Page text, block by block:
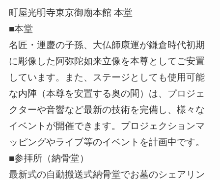
町屋光明寺東京御廟本館 本堂
■本堂
名匠・運慶の子孫、大仏師康運が鎌倉時代初期
に彫像した阿弥陀如来立像を本尊としてご安置
しています。また、ステージとしても使用可能
な内陣（本尊を安置する奥の間）は、プロジェ
クターや音響など最新の技術を完備し、様々な
イベントが開催できます。プロジェクションマ
ッピングやライブ等のイベントを計画中です。
■参拝所（納骨堂）
最新式の自動搬送式納骨堂でお墓のシェアリン